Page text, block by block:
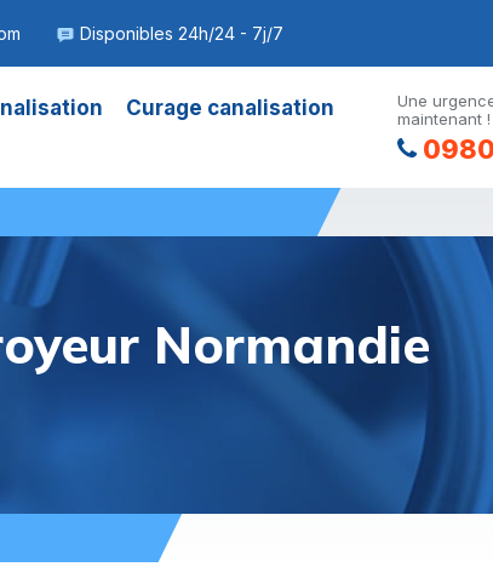
Disponibles 24h/24 - 7j/7
Curage canalisation
Une
maintenant !
Normandie